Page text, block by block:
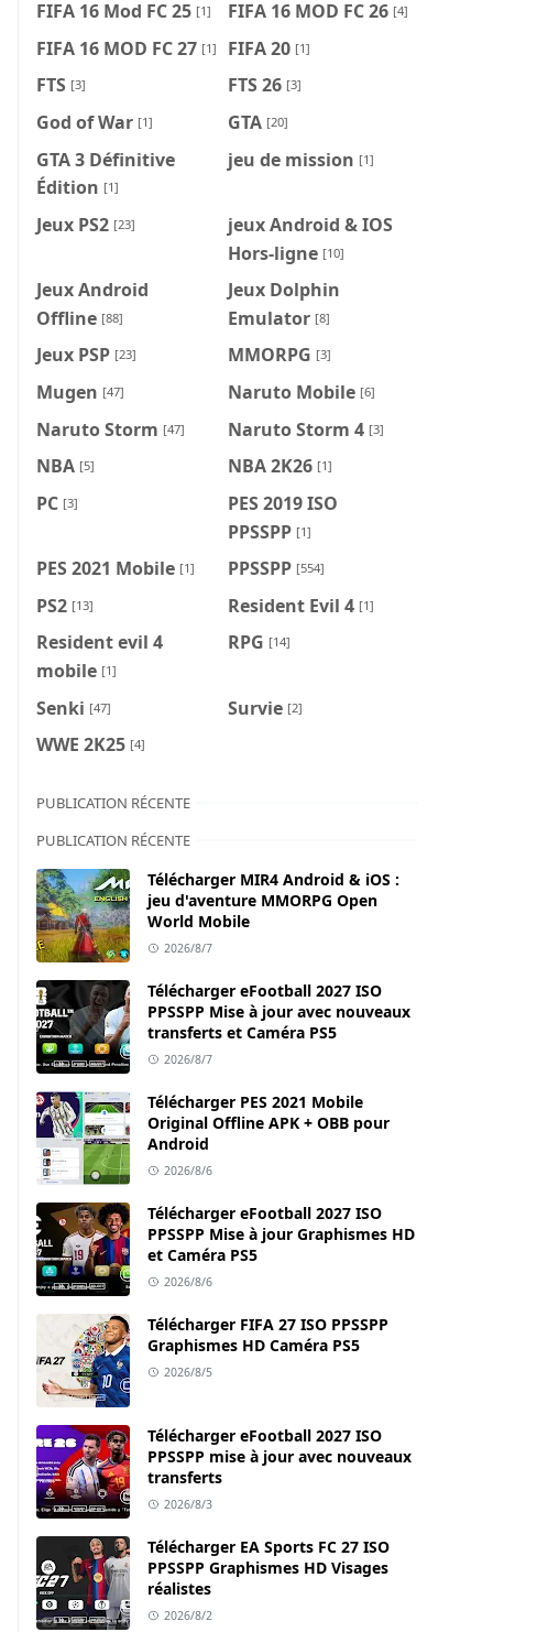
FIFA 16 Mod FC 25 [1] FIFA 16 MOD FC 26 [4]
FIFA 16 MOD FC 27 [1] FIFA 20 [1]
FTS [3] FTS 26 [3]
God of War [1] GTA [20]
GTA 3 Définitive
Édition [1]
jeu de mission [1]
Jeux PS2 [23]
jeux Android & IOS
Hors-ligne [10]
Jeux Android
Offline [88]
Jeux Dolphin
Emulator [8]
Jeux PSP [23] MMORPG [3]
Mugen [47] Naruto Mobile [6]
Naruto Storm [47] Naruto Storm 4 [3]
NBA [5] NBA 2K26 [1]
PC [3]
PES 2019 ISO
PPSSPP [1]
PES 2021 Mobile [1] PPSSPP [554]
PS2 [13] Resident Evil 4 [1]
Resident evil 4
mobile [1]
RPG [14]
Senki [47] Survie [2]
WWE 2K25 [4]
PUBLICATION RÉCENTE
PUBLICATION RÉCENTE
Télécharger MIR4 Android & iOS :
jeu d'aventure MMORPG Open
World Mobile
2026/8/7
Télécharger eFootball 2027 ISO
PPSSPP Mise à jour avec nouveaux
transferts et Caméra PS5
2026/8/7
Télécharger PES 2021 Mobile
Original Offline APK + OBB pour
Android
2026/8/6
Télécharger eFootball 2027 ISO
PPSSPP Mise à jour Graphismes HD
et Caméra PS5
2026/8/6
Télécharger FIFA 27 ISO PPSSPP
Graphismes HD Caméra PS5
2026/8/5
Télécharger eFootball 2027 ISO
PPSSPP mise à jour avec nouveaux
transferts
2026/8/3
Télécharger EA Sports FC 27 ISO
PPSSPP Graphismes HD Visages
réalistes
2026/8/2